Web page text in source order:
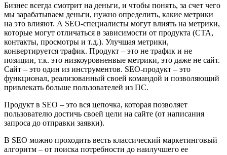
Бизнес всегда смотрит на деньги, и чтобы понять, за счет чего
мы зарабатываем деньги, нужно определить, какие метрики
на это влияют. А SEO-специалисты могут влиять на метрики,
которые могут отличаться в зависимости от продукта (CTA,
контакты, просмотры и т.д.). Улучшая метрики,
конвертируется трафик. Продукт – это не трафик и не
позиции, т.к. это низкоуровненвые метрики, это даже не сайт.
Сайт – это один из инструментов. SEO-продукт – это
функционал, реализованный своей командой и позволяющий
привлекать больше пользователей из ПС.
Продукт в SEO – это вся цепочка, которая позволяет
пользователю достичь своей цели на сайте (от написания
запроса до отправки заявки).
В SEO можно проходить весть классический маркетинговый
алгоритм – от поиска потребности до наилучшего ее